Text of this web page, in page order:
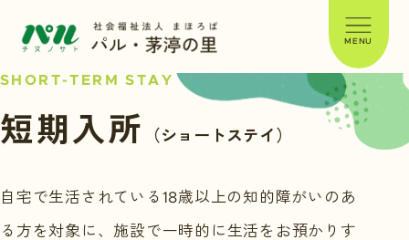
MENU
SHORT-TERM STAY
短期入所 （ショートステイ）
自宅で生活されている18歳以上の知的障がいのあ
る方を対象に、 施設で一時的に生活をお預かりす